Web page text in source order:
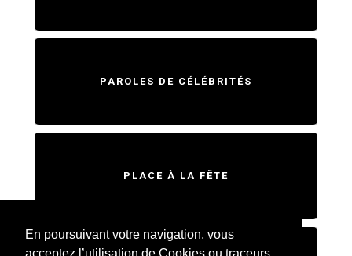
En poursuivant votre navigation, vous
PAROLES DE CÉLÉBRITÉS
PLACE À LA FÊTE